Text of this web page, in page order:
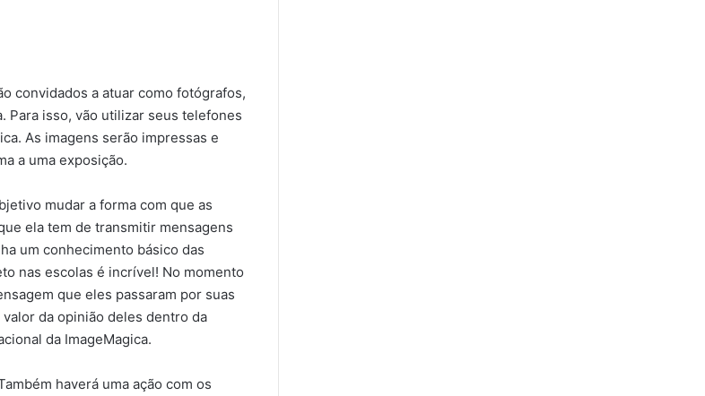
convidados a atuar como fotógrafos,
Para isso, vão utilizar seus telefones
As imagens serão impressas e
a uma exposição.
mudar a forma com que as
ela tem de transmitir mensagens
um conhecimento básico das
nas escolas é incrível! No momento
que eles passaram por suas
da opinião deles dentro da
da ImageMagica.
haverá uma ação com os